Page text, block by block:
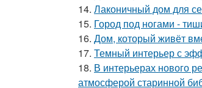
14. Лаконичный дом для
15. Город под ногами -
16. Дом, который живёт
17. Темный интерьер с
18. В интерьерах нового
атмосферой старинной